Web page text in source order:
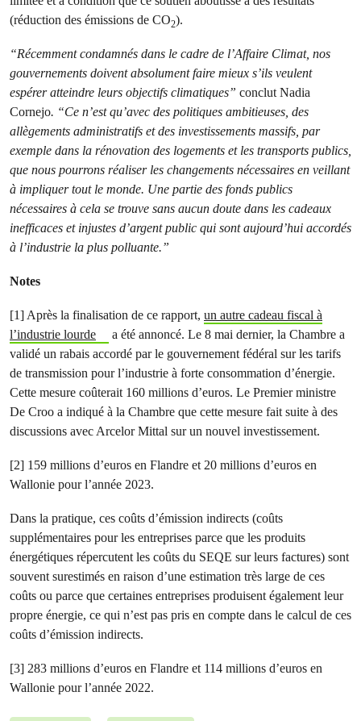
(réduction des émissions de CO2).
“Récemment condamnés dans le cadre de l’Affaire Climat, nos
gouvernements doivent absolument faire mieux s’ils veulent
espérer atteindre leurs objectifs climatiques” conclut Nadia
Cornejo. “Ce n’est qu’avec des politiques ambitieuses, des
allègements administratifs et des investissements massifs, par
exemple dans la rénovation des logements et les transports publics,
que nous pourrons réaliser les changements nécessaires en veillant
à impliquer tout le monde. Une partie des fonds publics
nécessaires à cela se trouve sans aucun doute dans les cadeaux
inefficaces et injustes d’argent public qui sont aujourd’hui accordés
à l’industrie la plus polluante.”
Notes
[1] Après la finalisation de ce rapport, un autre cadeau fiscal à
l’industrie lourde
a été annoncé. Le 8 mai dernier, la Chambre a
validé un rabais accordé par le gouvernement fédéral sur les tarifs
de transmission pour l’industrie à forte consommation d’énergie.
Cette mesure coûterait 160 millions d’euros. Le Premier ministre
De Croo a indiqué à la Chambre que cette mesure fait suite à des
discussions avec Arcelor Mittal sur un nouvel investissement.
[2] 159 millions d’euros en Flandre et 20 millions d’euros en
Wallonie pour l’année 2023.
Dans la pratique, ces coûts d’émission indirects (coûts
supplémentaires pour les entreprises parce que les produits
énergétiques répercutent les coûts du SEQE sur leurs factures) sont
souvent surestimés en raison d’une estimation très large de ces
coûts ou parce que certaines entreprises produisent également leur
propre énergie, ce qui n’est pas pris en compte dans le calcul de ces
coûts d’émission indirects.
[3] 283 millions d’euros en Flandre et 114 millions d’euros en
Wallonie pour l’année 2022.